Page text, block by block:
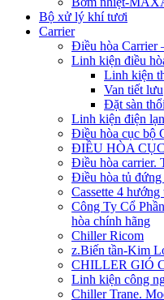
Bộ xử lý khí tươi
Carrier
Điều hòa Carrier
Linh kiện điều
Linh kiện
Van tiết lưu
Đặt sàn
Linh kiện điện
Điều hòa cục bộ
ĐIỀU HÒA
Điều hòa carrier.
Điều hòa tủ
Cassette 4
Công Ty Cổ
hòa chính hãng
Chiller Ricom
z.Biến tần-Kim
CHILLER GIÓ
Linh kiện công
Chiller Trane.